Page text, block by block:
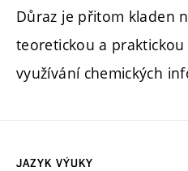
Důraz je přitom kladen
teoretickou a
využívání chemických
JAZYK VÝUKY